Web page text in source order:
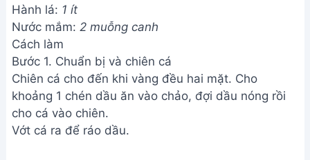
Hành lá: 1 ít
Nước mắm: 2 muỗng canh
Cách làm
Bước 1. Chuẩn bị và chiên cá
Chiên cá cho đến khi vàng đều hai mặt. Cho
khoảng 1 chén dầu ăn vào chảo, đợi dầu nóng rồi
cho cá vào chiên.
Vớt cá ra để ráo dầu.